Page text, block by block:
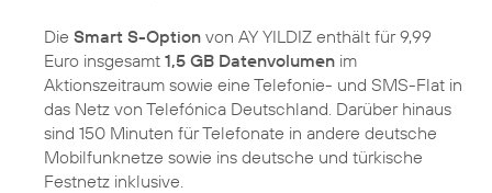
Die Smart S-Option von AY YILDIZ enthält für 9,99
Euro insgesamt 1,5 GB Datenvolumen im
Aktionszeitraum sowie eine Telefonie- und SMS-Flat in
das Netz von Telefónica Deutschland. Darüber hinaus
sind 150 Minuten für Telefonate in andere deutsche
Mobilfunknetze sowie ins deutsche und türkische
Festnetz inklusive.